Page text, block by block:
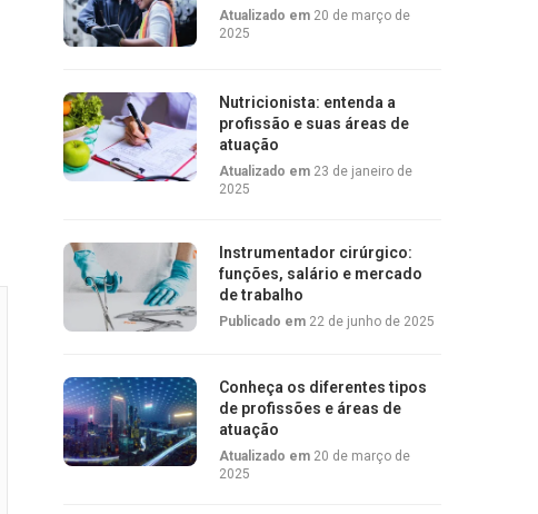
Atualizado em 20 de março de
2025
Nutricionista: entenda a
profissão e suas áreas de
atuação
Atualizado em 23 de janeiro de
2025
Instrumentador cirúrgico:
funções, salário e mercado
de trabalho
Publicado em 22 de junho de 2025
Conheça os diferentes tipos
de profissões e áreas de
atuação
Atualizado em 20 de março de
2025